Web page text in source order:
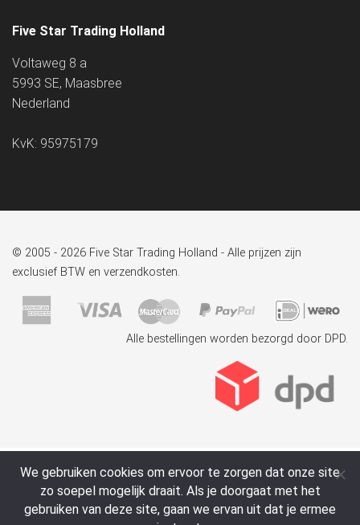
Five Star Trading Holland
Voltaweg 8 a
5993 SE, Maasbree
Nederland
KvK: 95975179
© 2005 - 2026 Five Star Trading Holland - Alle prijzen zijn
exclusief BTW en verzendkosten.
Alle bestellingen worden bezorgd door DPD.
We gebruiken cookies om ervoor te zorgen dat onze site
zo soepel mogelijk draait. Als je doorgaat met het
gebruiken van deze site, gaan we ervan uit dat je ermee